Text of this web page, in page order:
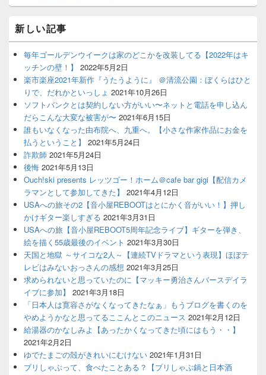
新しい記事
毎年ゴールデンウイークは家のどこかを改装してる【2022年はキ
ッチンの壁！】
2022年5月2日
楽市楽座2021年新作『うたうように』 ＠清流公園：ぼくらはひと
りで、だれかといっしょ 2021年10月26日
ソフトバンクとは契約しない方がいい〜ネットと電話を申し込ん
だらこんな大変な被害が〜 2021年6月15日
誰もいなくなった由布院へ、九重へ。【小さな作家作品にお金を
払うということ】
2021年5月24日
詐欺師 2021年5月24日
後悔 2021年5月13日
Ouch!ski presents レッツゴー！ホーム＠cafe bar gigi【配信カメ
ラマンとして参加してきた】
2021年4月12日
USAへの旅その2【音小屋REBOOTはとにかく音がいい！】押し
かけギター楽しすぎる 2021年3月31日
USAへの旅【音小屋REBOOT5周年記念ライブ】ギターを弾き、
絵を描く55歳最後のイベント 2021年3月30日
天国と地獄 ～サイコな2人～【連続TVドラマという表現】ほぼテ
レビはみないおっさんの感想 2021年3月25日
求められないと思っていたのに【マッキー勇治さんバースデイラ
イブに参加】
2021年3月18日
「日本人は寛容さがなくなってきたなぁ」もうブログを書くのを
やめようかなと思ってるここんとこのニュース 2021年2月12日
給湯器のかなしみよ【あったかくなってきた頃にはもう・・】
2021年2月2日
ゆでたまごの殻がきれいにむけない 2021年1月31日
ブリしゃぶって、食べたことある？【ブリしゃぶ鍋と日本酒